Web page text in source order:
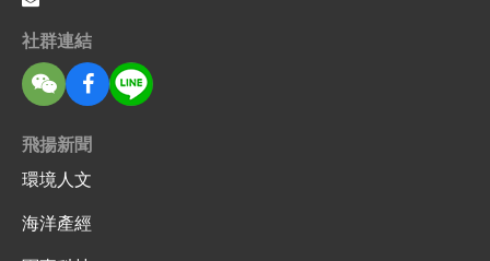
社群連結
飛揚新聞
環境人文
海洋產經